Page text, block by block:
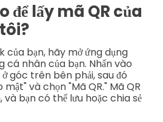
để lấy mã QR của
của bạn, hãy mở ứng dụng
cá nhân của bạn. Nhấn vào
góc trên bên phải, sau đó
mật" và chọn "Mã QR." Mã QR
và bạn có thể lưu hoặc chia sẻ